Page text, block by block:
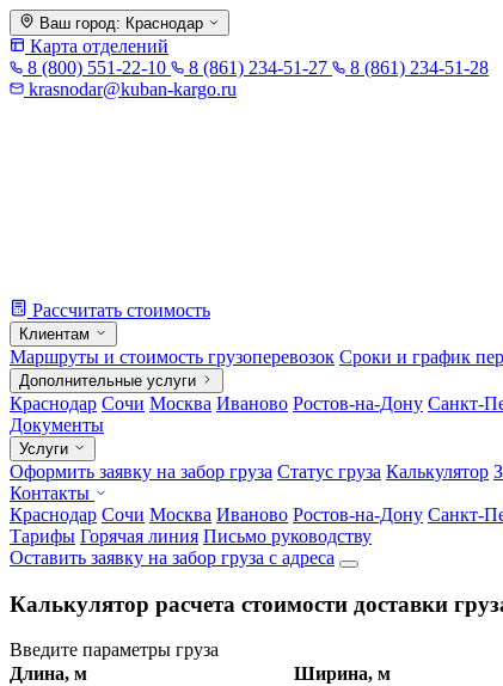
Skip
to
content
Ваш город: Краснодар
Карта отделений
8 (800) 551-22-10
8 (861) 234-51-27
8 (861) 234-51-28
krasnodar@kuban-kargo.ru
Рассчитать стоимость
Клиентам
Маршруты и стоимость грузоперевозок Сроки и график
Дополнительные услуги
Краснодар Сочи Москва Иваново Ростов-на-Дону Санкт-
Документы
Услуги
Оформить заявку на забор груза Статус груза Калькулятор
Контакты
Краснодар Сочи Москва Иваново Ростов-на-Дону Санкт-
Тарифы Горячая линия Письмо руководству
Оставить заявку на забор груза с адреса
Калькулятор расчета стоимости доставки
Введите параметры груза
Длина, м
Ширина, м